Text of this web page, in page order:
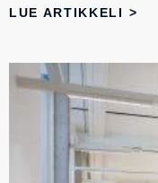
LUE ARTIKKELI >